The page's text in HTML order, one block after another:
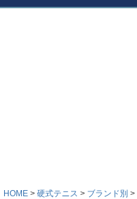
HOME 硬式テニス ブランド別